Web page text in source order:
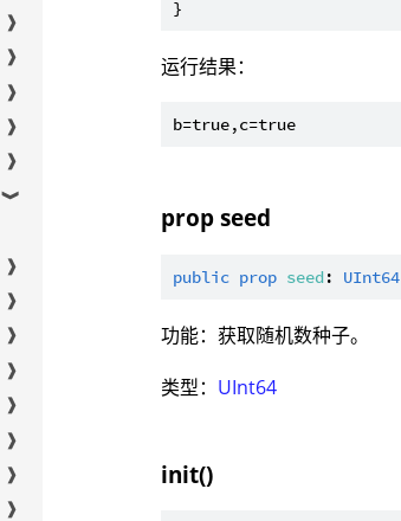
❱
❱
❱
❱
❱
❱
❱
❱
❱
❱
❱
❱
❱
❱
运行结果：
prop seed
public prop seed: UInt64
功能：获取随机数种子。
类型： UInt64
init()